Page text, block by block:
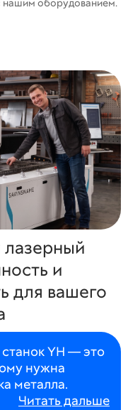
нашим оборудованием.
и
для вашего
YH — это
нужна
металла.
Читать дальше